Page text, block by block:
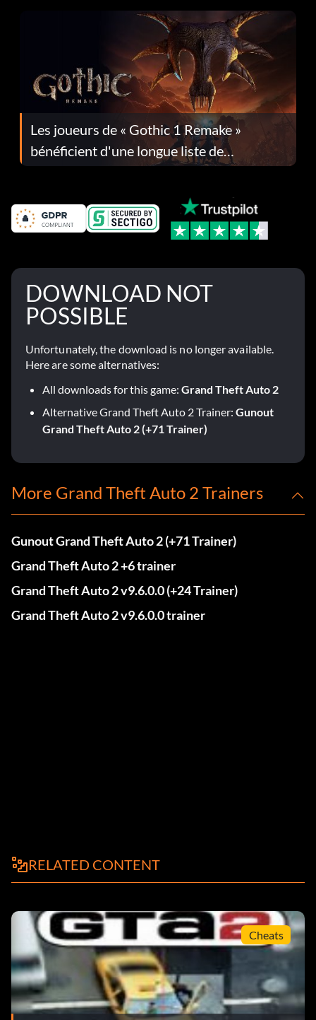
Les joueurs de « Gothic 1 Remake »
bénéficient d'une longue liste de
corrections dans la mise à jour 1.0.4
DOWNLOAD NOT
POSSIBLE
Unfortunately, the download is no longer available.
Here are some alternatives:
All downloads for this game: Grand Theft Auto 2
Alternative Grand Theft Auto 2 Trainer: Gunout
Grand Theft Auto 2 (+71 Trainer)
More Grand Theft Auto 2 Trainers
Gunout Grand Theft Auto 2 (+71 Trainer)
Grand Theft Auto 2 +6 trainer
Grand Theft Auto 2 v9.6.0.0 (+24 Trainer)
Grand Theft Auto 2 v9.6.0.0 trainer
RELATED CONTENT
Cheats